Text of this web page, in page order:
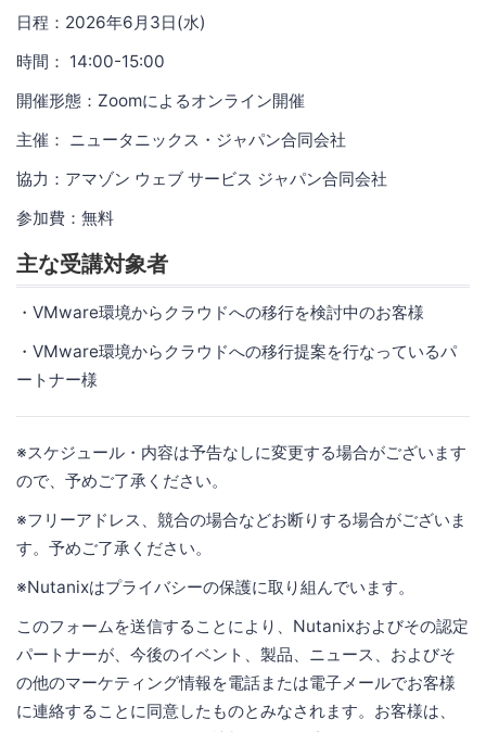
日程：2026年6月3日(水)
時間： 14:00-15:00
開催形態：Zoomによるオンライン開催
主催： ニュータニックス・ジャパン合同会社
協力：アマゾン ウェブ サービス ジャパン合同会社
参加費：無料
主な受講対象者
・VMware環境からクラウドへの移行を検討中のお客様
・VMware環境からクラウドへの移行提案を行なっているパ
ートナー様
※スケジュール・内容は予告なしに変更する場合がございます
ので、予めご了承ください。
※フリーアドレス、競合の場合などお断りする場合がございま
す。予めご了承ください。
※Nutanixはプライバシーの保護に取り組んでいます。
このフォームを送信することにより、Nutanixおよびその認定
パートナーが、今後のイベント、製品、ニュース、およびそ
の他のマーケティング情報を電話または電子メールでお客様
に連絡することに同意したものとみなされます。お客様は、